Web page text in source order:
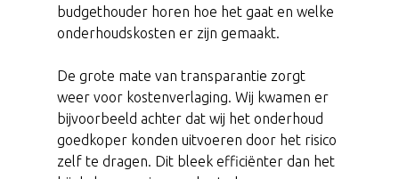
budgethouder horen hoe het gaat en welke
onderhoudskosten er zijn gemaakt.
De grote mate van transparantie zorgt
weer voor kostenverlaging. Wij kwamen er
bijvoorbeeld achter dat wij het onderhoud
goedkoper konden uitvoeren door het risico
zelf te dragen. Dit bleek efficiënter dan het